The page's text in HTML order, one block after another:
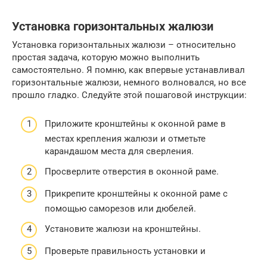
Установка горизонтальных жалюзи
Установка горизонтальных жалюзи – относительно
простая задача, которую можно выполнить
самостоятельно. Я помню, как впервые устанавливал
горизонтальные жалюзи, немного волновался, но все
прошло гладко. Следуйте этой пошаговой инструкции:
Приложите кронштейны к оконной раме в
местах крепления жалюзи и отметьте
карандашом места для сверления.
Просверлите отверстия в оконной раме.
Прикрепите кронштейны к оконной раме с
помощью саморезов или дюбелей.
Установите жалюзи на кронштейны.
Проверьте правильность установки и